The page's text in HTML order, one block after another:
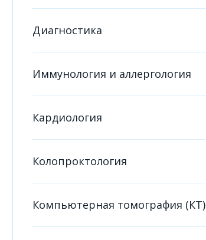
Диагностика
Иммунология и аллергология
Кардиология
Колопроктология
Компьютерная томография (КТ)